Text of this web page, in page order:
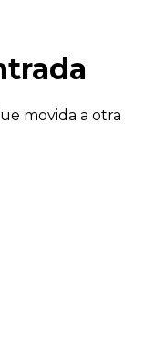
movida a otra